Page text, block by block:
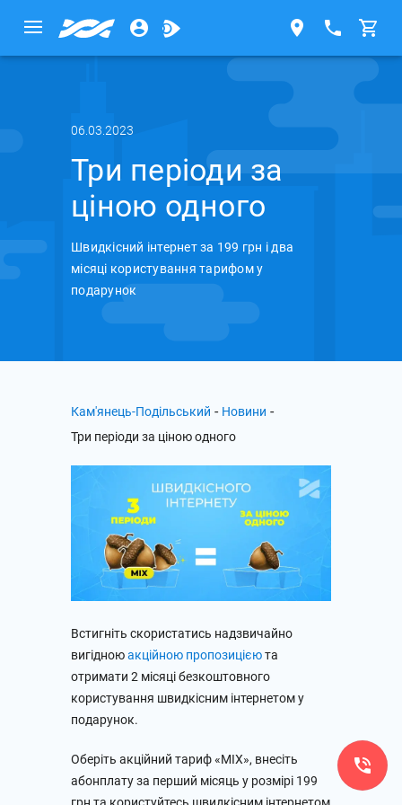
06.03.2023
Три періоди за
ціною одного
Швидкісний інтернет за 199 грн і два
місяці користування тарифом у
подарунок
Кам'янець-Подільський - Новини -
Три періоди за ціною одного
Встигніть скористатись надзвичайно
вигідноюакційною пропозицієюта
отримати 2 місяці безкоштовного
користування швидкісним інтернетом у
подарунок.
Оберіть акційний тариф «МІХ», внесіть
абонплату за перший місяць у розмірі 199
грн та користуйтесь швидкісним інтернетом